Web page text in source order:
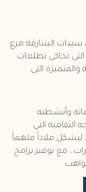
سيدات الشارقة فرع
تحاكي تطلعات
التي
الذي تأسس في عام 1999 خدماته وأنشطته
الثقافية التي
ليشكل ملاذاً ملهماً
، مع توفير برامج